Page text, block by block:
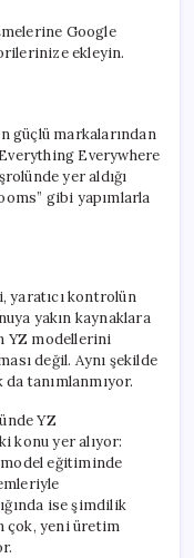
Google
ekleyin.
güçlü markalarından
Everywhere
yer aldığı
gibi yapımlarla
yaratıcı kontrolün
yakın kaynaklara
YZ modellerini
değil. Aynı şekilde
tanımlanmıyor.
YZ
konu yer alıyor:
eğitiminde
ise şimdilik
çok, yeni üretim